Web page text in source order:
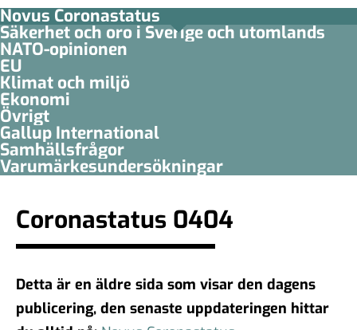
Novus Coronastatus
Säkerhet och oro i Sverige och utomlands
NATO-opinionen
EU
Klimat och miljö
Ekonomi
Övrigt
Gallup International
Samhällsfrågor
Varumärkesundersökningar
Coronastatus 0404
Detta är en äldre sida som visar den dagens
publicering, den senaste uppdateringen hittar